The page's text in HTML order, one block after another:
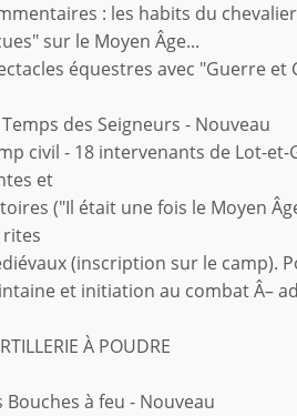
: les habits du
sur le Moyen Âge...
équestres avec "Guerre et
des Seigneurs - Nouveau
civil - 18 intervenants de Lot-
et
("Il était une fois le Moyen
rites
(inscription sur le camp).
et initiation au combat Â–
À POUDRE
Bouches à feu - Nouveau